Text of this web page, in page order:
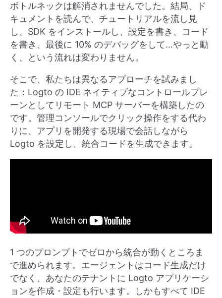
ボトルネックは解消されませんでした。結局、ド
キュメントを読んで、チュートリアルを流し見
し、SDK をインストールし、設定を書き、コード
を書き、最後に 10% のデバッグをして…やっと動
く、という流れは変わりません。
そこで、私たちは異なるアプローチを試みまし
た：Logto の IDE ネイティブなコントロールプレ
ーンとしてリモート MCP サーバーを構築したの
です。管理コンソールでクリック操作をする代わ
りに、アプリを開発する現場で会話しながら
Logto を設定し、統合コードを生成できます。
1 つのプロンプトでゼロから統合が動くところま
で進められます。エージェントはコード生成だけ
でなく、あなたのテナントに Logto アプリケーシ
ョンを作成・設定も行います。しかもすべて IDE